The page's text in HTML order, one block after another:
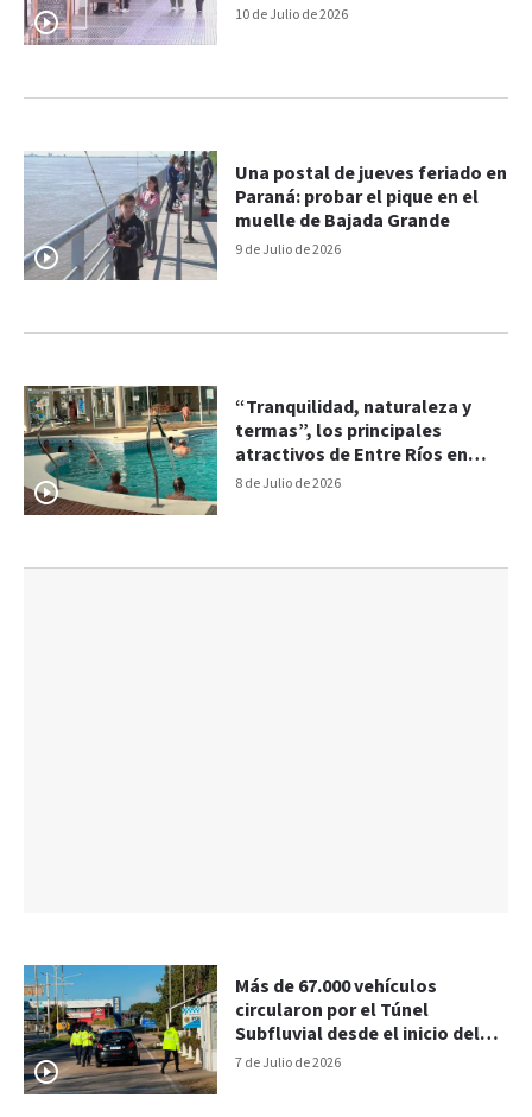
10 de Julio de 2026
9 de Julio de 2026
Una postal de jueves feriado en
Paraná: probar el pique en el
muelle de Bajada Grande
8 de Julio de 2026
“Tranquilidad, naturaleza y
termas”, los principales
atractivos de Entre Ríos en
vacaciones
7 de Julio de 2026
Más de 67.000 vehículos
circularon por el Túnel
Subfluvial desde el inicio del
receso